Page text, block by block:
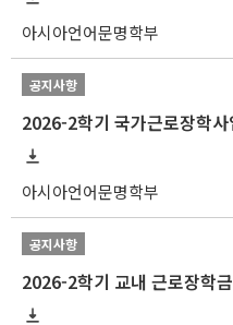
아시아언어문명학부
공지사항
2026-2학기 국가근로장학
아시아언어문명학부
공지사항
2026-2학기 교내 근로장학